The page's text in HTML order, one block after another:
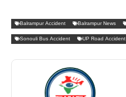
Balrampur Accident Balrampur News
Sonouli Bus Accident UP Road Accident